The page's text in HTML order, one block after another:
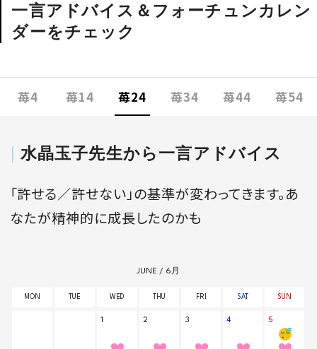
一言アドバイス＆フォーチュンカレン
ダーをチェック
苺4 苺14 苺24 苺34 苺44 苺54
水晶玉子先生から一言アドバイス
「許せる／許せない」の基準が変わってきます。あ
なたが精神的に成長したのかも